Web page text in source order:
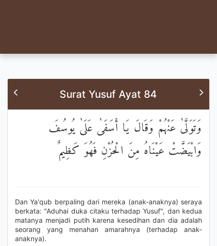
Surat Yusuf Ayat 84
وَتَوَلَّىٰ عَنْهُمْ وَقَالَ يَا أَسَفَىٰ عَلَىٰ يُوسُفَ
وَابْيَضَّتْ عَيْنَاهُ مِنَ الْحُزْنِ فَهُوَ كَظِيمٌ
Dan Ya'qub berpaling dari mereka (anak-anaknya) seraya
berkata: "Aduhai duka citaku terhadap Yusuf", dan kedua
matanya menjadi putih karena kesedihan dan dia adalah
seorang yang menahan amarahnya (terhadap anak-
anaknya).